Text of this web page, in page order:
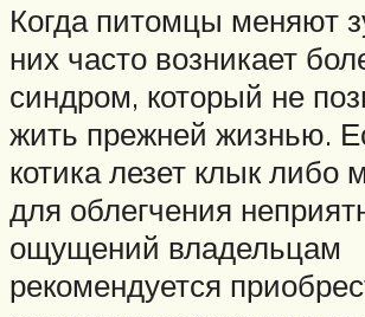
Когда питомцы меняют
них часто возникает
синдром, который не
жить прежней жизнью.
котика лезет клык либо
для облегчения
ощущений владельцам
рекомендуется